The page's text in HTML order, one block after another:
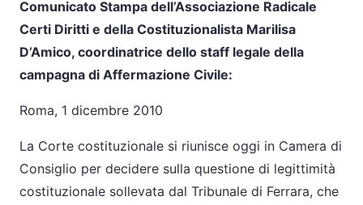
Comunicato Stampa dell’Associazione Radicale
Certi Diritti e della Costituzionalista Marilisa
D’Amico, coordinatrice dello staff legale della
campagna di Affermazione Civile:
Roma, 1 dicembre 2010
La Corte costituzionale si riunisce oggi in Camera di
Consiglio per decidere sulla questione di legittimità
costituzionale sollevata dal Tribunale di Ferrara, che